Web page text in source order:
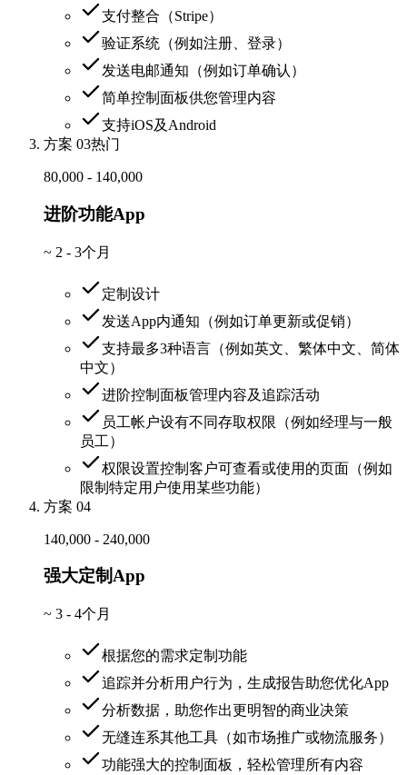
支付整合（Stripe）
验证系统（例如注册、登录）
发送电邮通知（例如订单确认）
简单控制面板供您管理内容
支持iOS及Android
方案 03热门
80,000 - 140,000
进阶功能App
~ 2 - 3个月
定制设计
发送App内通知（例如订单更新或促销）
支持最多3种语言（例如英文、繁体中文、简体
中文）
进阶控制面板管理内容及追踪活动
员工帐户设有不同存取权限（例如经理与一般
员工）
权限设置控制客户可查看或使用的页面（例如
限制特定用户使用某些功能）
方案 04
140,000 - 240,000
强大定制App
~ 3 - 4个月
根据您的需求定制功能
追踪并分析用户行为，生成报告助您优化App
分析数据，助您作出更明智的商业决策
无缝连系其他工具（如市场推广或物流服务）
功能强大的控制面板，轻松管理所有内容